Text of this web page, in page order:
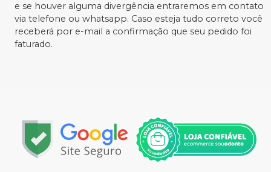
e se houver alguma divergência entraremos em contato
via telefone ou whatsapp. Caso esteja tudo correto você
receberá por e-mail a confirmação que seu pedido foi
faturado.